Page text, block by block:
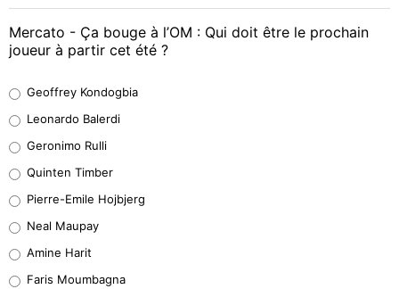
Mercato - Ça bouge à l’OM : Qui doit être le prochain
joueur à partir cet été ?
38%
32%
4%
1%
Geoffrey Kondogbia
Leonardo Balerdi
Geronimo Rulli
Quinten Timber
Pierre-Emile Hojbjerg
Neal Maupay
Amine Harit
Faris Moumbagna